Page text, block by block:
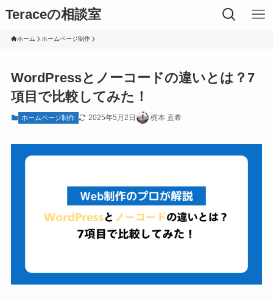
Teraceの相談室
ホーム ホームページ制作
WordPressとノーコードの違いとは？7
項目で比較してみた！
ホームページ制作 2025年5月2日 梶本 直希